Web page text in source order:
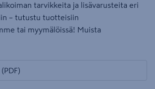
tarvikkeita ja lisävarusteita eri
– tutustu tuotteisiin
tai myymälöissä! Muista
(PDF)